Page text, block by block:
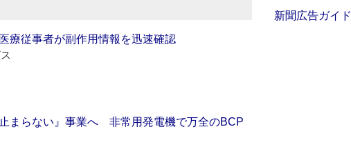
療従事者が副作用情報を迅速確認
止まらない』事業へ 非常用発電機で万全のBCP
新聞広告ガイド